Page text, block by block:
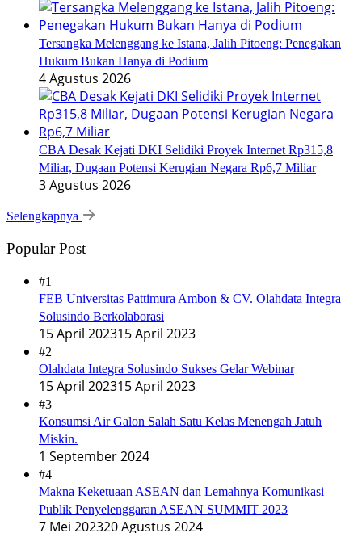
Tersangka Melenggang ke Istana, Jalih Pitoeng: Penegakan
Hukum Bukan Hanya di Podium
4 Agustus 2026
CBA Desak Kejati DKI Selidiki Proyek Internet Rp315,8
Miliar, Dugaan Potensi Kerugian Negara Rp6,7 Miliar
3 Agustus 2026
Selengkapnya
Popular Post
#1
FEB Universitas Pattimura Ambon & CV. Olahdata Integra
Solusindo Berkolaborasi
15 April 202315 April 2023
#2
Olahdata Integra Solusindo Sukses Gelar Webinar
15 April 202315 April 2023
#3
Konsumsi Air Galon Salah Satu Kelas Menengah Jatuh
Miskin.
1 September 2024
#4
Makna Keketuaan ASEAN dan Lemahnya Komunikasi
Publik Penyelenggaran ASEAN SUMMIT 2023
7 Mei 202320 Agustus 2024